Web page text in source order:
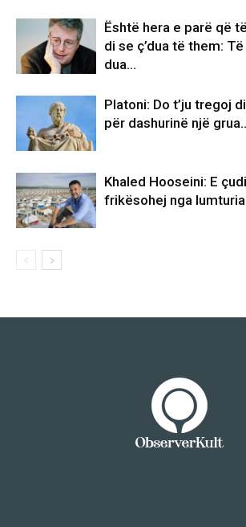
Është hera e parë që
di se ç’dua të them:
dua…
Platoni: Do t’ju tregoj
për dashurinë një
Khaled Hooseini: E
frikësohej nga